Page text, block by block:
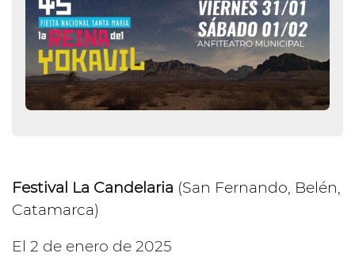
Festival La Candelaria (San Fernando, Belén,
Catamarca)
El 2 de enero de 2025